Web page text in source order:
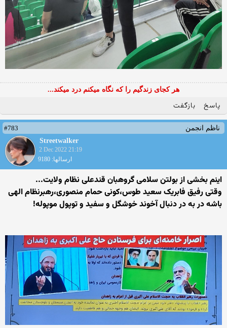
هر کجای زندگیم را که نگاه میکنم درد میکند...
پاسخ بازگفت
ناظم انجمن
#783
Streetwalker
2 Dec 2022 21:19
ارسالها: 9180
اینم بخشی از بولتن سلامی گروهبان قندعلی نظام ولایت...
وقتی رفیق فابریک سعید طوس،کونی حمام منصوری،رهبرنظام الهی
باشه در به در دنبال آخوند خوشگل و سفید و توپول موپوله!